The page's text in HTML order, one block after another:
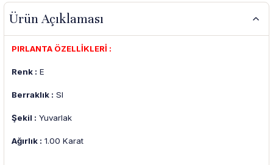
Ürün Açıklaması
PIRLANTA ÖZELLİKLERİ :
Renk : E
Berraklık : SI
Şekil : Yuvarlak
Ağırlık : 1.00 Karat